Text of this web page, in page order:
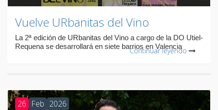
Vuelve URbanitas del Vino
La 2ª edición de URbanitas del Vino a cargo de la DO Utiel-
Requena se desarrollará en siete barrios en Valencia
Continuar leyendo
26 Feb 2026